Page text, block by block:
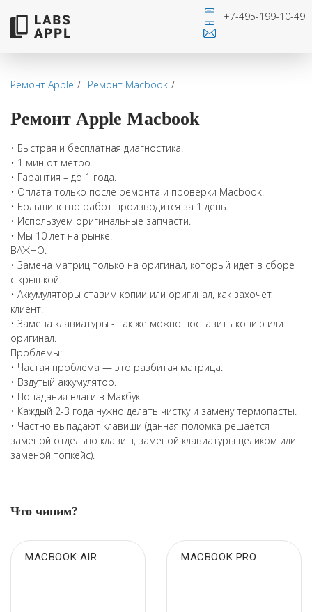
+7-495-199-10-49
Ремонт Apple Ремонт Macbook
Ремонт Apple Macbook
• Быстрая и бесплатная диагностика.
• 1 мин от метро.
• Гарантия – до 1 года.
• Оплата только после ремонта и проверки Macbook.
• Большинство работ производится за 1 день.
• Используем оригинальные запчасти.
• Мы 10 лет на рынке.
ВАЖНО:
• Замена матриц только на оригинал, который идет в сборе
с крышкой.
• Аккумуляторы ставим копии или оригинал, как захочет
клиент.
• Замена клавиатуры - так же можно поставить копию или
оригинал.
Проблемы:
• Частая проблема — это разбитая матрица.
• Вздутый аккумулятор.
• Попадания влаги в Макбук.
• Каждый 2-3 года нужно делать чистку и замену термопасты.
• Частно выпадают клавиши (данная поломка решается
заменой отдельно клавиш, заменой клавиатуры целиком или
заменой топкейс).
Что чиним?
MACBOOK AIR MACBOOK PRO